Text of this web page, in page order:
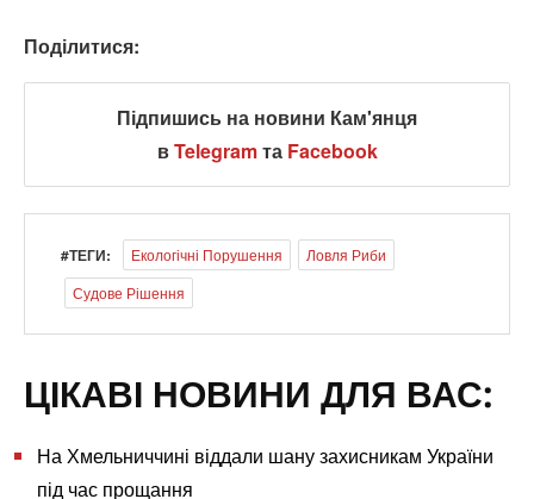
Поділитися:
Підпишись на новини Кам'янця
вTelegramта Facebook
#ТЕГИ: Екологічні Порушення
Ловля Риби
Судове Рішення
ЦІКАВІ НОВИНИ ДЛЯ ВАС:
На Хмельниччині віддали шану захисникам України
під час прощання